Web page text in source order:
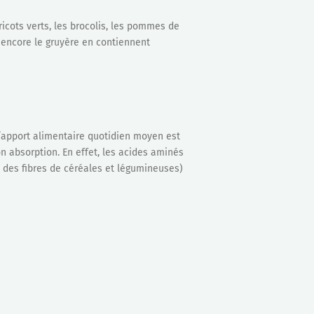
verts, les brocolis, les pommes de
le gruyère en contiennent
alimentaire quotidien moyen est
absorption. En effet, les acides aminés
fibres de céréales et légumineuses)